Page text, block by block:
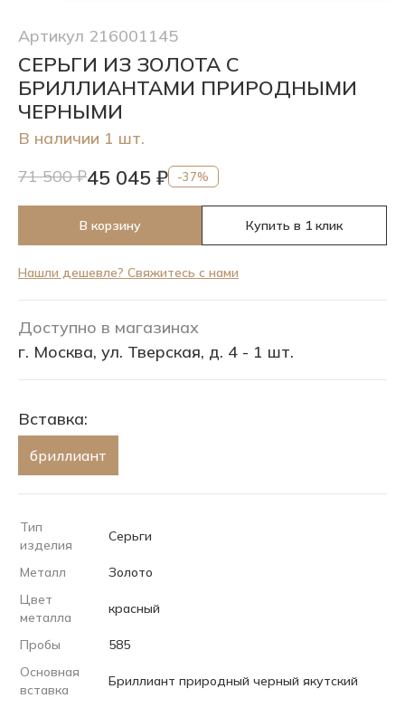
Артикул 216001145
СЕРЬГИ ИЗ ЗОЛОТА С
БРИЛЛИАНТАМИ ПРИРОДНЫМИ
ЧЕРНЫМИ
В наличии 1 шт.
71 500 ₽45 045 ₽ -37%
В корзину Купить в 1 клик
Нашли дешевле? Свяжитесь с нами
Доступно в магазинах
г. Москва, ул. Тверская, д. 4 - 1 шт.
Вставка:
бриллиант
Тип
изделия
Серьги
Металл
Золото
Цвет
металла
красный
Пробы
585
Основная
вставка
Бриллиант природный черный якутский